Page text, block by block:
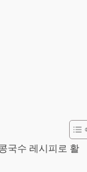
국수 레시피로 활